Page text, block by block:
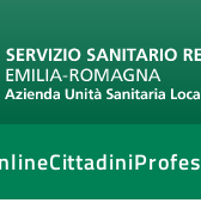
Cittadini